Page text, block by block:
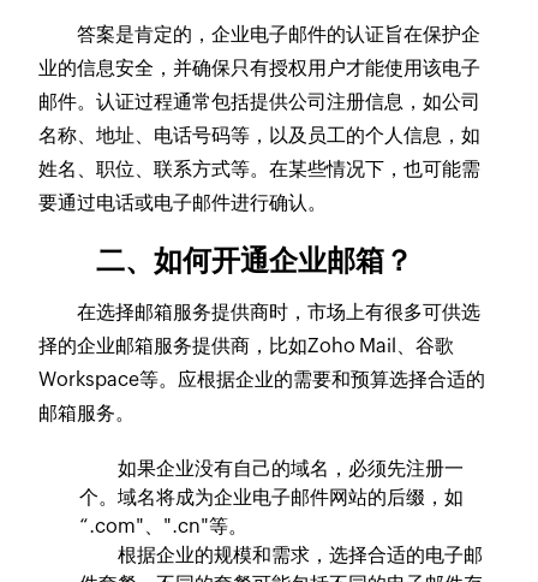
答案是肯定的，企业电子邮件的认证旨在保护企
业的信息安全，并确保只有授权用户才能使用该电子
邮件。认证过程通常包括提供公司注册信息，如公司
名称、地址、电话号码等，以及员工的个人信息，如
姓名、职位、联系方式等。在某些情况下，也可能需
要通过电话或电子邮件进行确认。
二、如何开通企业邮箱？
在选择邮箱服务提供商时，市场上有很多可供选
择的企业邮箱服务提供商，比如Zoho Mail、谷歌
Workspace等。应根据企业的需要和预算选择合适的
邮箱服务。
如果企业没有自己的域名，必须先注册一
个。域名将成为企业电子邮件网站的后缀，如
“.com"、".cn"等。
根据企业的规模和需求，选择合适的电子邮